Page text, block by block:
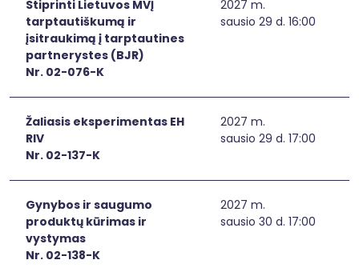
Stiprinti Lietuvos MVĮ
tarptautiškumą ir
įsitraukimą į tarptautines
partnerystes (BJR)
Nr. 02-076-K
2027 m.
sausio 29 d. 16:00
Žaliasis eksperimentas EH
RIV
Nr. 02-137-K
2027 m.
sausio 29 d. 17:00
Gynybos ir saugumo
produktų kūrimas ir
vystymas
Nr. 02-138-K
2027 m.
sausio 30 d. 17:00